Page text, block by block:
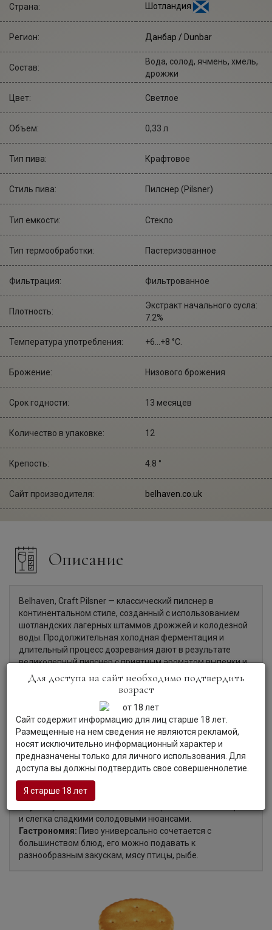
Страна: Шотландия
Регион: Данбар / Dunbar
Состав:
Вода, солод, ячмень, хмель,
дрожжи
Цвет: Светлое
Объем: 0,33 л
Тип пива: Крафтовое
Стиль пива: Пилснер (Pilsner)
Тип емкости: Стекло
Тип термообработки: Пастеризованное
Фильтрация: Фильтрованное
Плотность:
Экстракт начального сусла:
7.2%
Температура употребления: +6...+8 °С.
Брожение: Низового брожения
Срок годности: 13 месяцев
Количество в упаковке: 12
Крепость: 4.8 °
Сайт производителя: belhaven.co.uk
Описание
Belhaven, Craft Pilsner — классический пилснер в
континентальном стиле, созданный с использованием
шотландских лагерных штаммов дрожжей и колодезной
воды. Продолжительная холодная ферментация и
длительный процесс дозревания дают в результате
великолепный пилснер с приятным ароматом выпечки и
освежающим солодовым вкусом. Белхавн, Крафт
Пилснер универсально сочетается с большинством блюд.
Органолептические характеристики:
Цвет:Пиво чистого золотистого цвета.
Аромат:Аромат пива наполнен тонами свежего печенья
и карамели.
и слегка сладкими солодовыми нюансами.
Гастрономия: Пиво универсально сочетается с
большинством блюд, его можно подавать к
разнообразным закускам, мясу птицы, рыбе.
Для доступа на сайт необходимо подтвердить
возраст
Сайт содержит информацию для лиц старше 18 лет.
Размещенные на нем сведения не являются рекламой,
носят исключительно информационный характер и
предназначены только для личного использования. Для
доступа вы должны подтвердить свое совершеннолетие.
Я старше 18 лет